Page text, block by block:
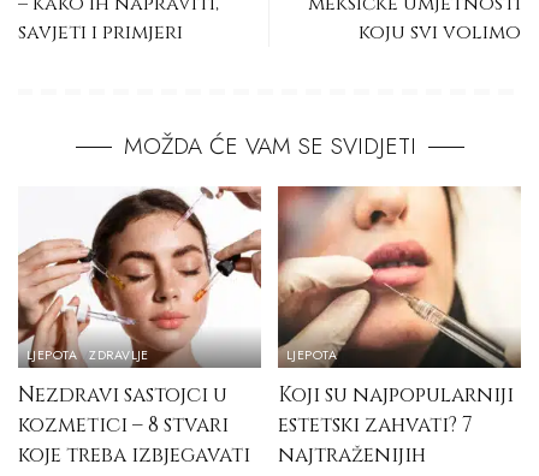
savjeti i primjeri
koju svi volimo
MOŽDA ĆE VAM SE SVIDJETI
LJEPOTA ZDRAVLJE
Nezdravi sastojci u
kozmetici – 8 stvari
koje treba izbjegavati
LJEPOTA
Koji su najpopularniji
estetski zahvati? 7
najtraženijih